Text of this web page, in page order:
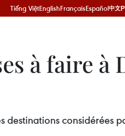
Tiếng ViệtEnglishFrançaisEspañol中文
à faire à
destinations considérées